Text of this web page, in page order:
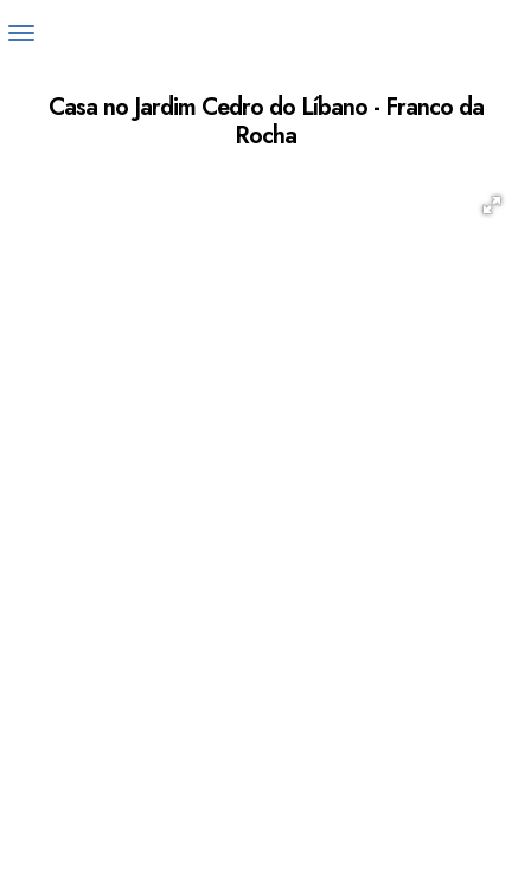
Casa no Jardim Cedro do Líbano - Franco da
Rocha